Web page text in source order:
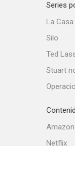
Series
La
Silo
Ted
Netflix